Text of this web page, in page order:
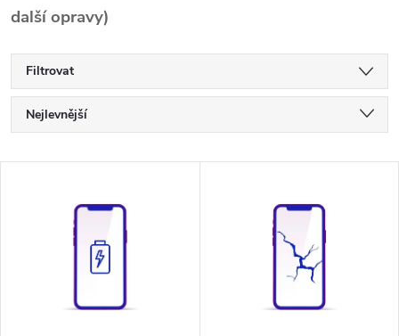
další opravy)
Filtrovat
Ř
a
Nejlevnější
Abecedně